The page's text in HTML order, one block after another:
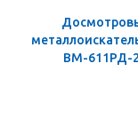
ВМ-611РД-